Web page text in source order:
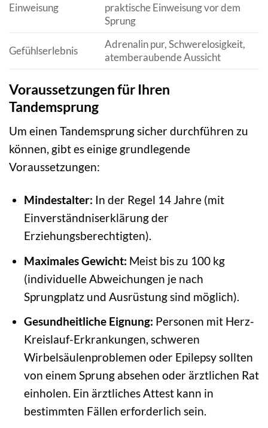
Einweisung
praktische Einweisung vor dem
Sprung
Gefühlserlebnis
Adrenalin pur, Schwerelosigkeit,
atemberaubende Aussicht
Voraussetzungen für Ihren
Tandemsprung
Um einen Tandemsprung sicher durchführen zu
können, gibt es einige grundlegende
Voraussetzungen:
Mindestalter: In der Regel 14 Jahre (mit
Einverständniserklärung der
Erziehungsberechtigten).
Maximales Gewicht: Meist bis zu 100 kg
(individuelle Abweichungen je nach
Sprungplatz und Ausrüstung sind möglich).
Gesundheitliche Eignung: Personen mit Herz-
Kreislauf-Erkrankungen, schweren
Wirbelsäulenproblemen oder Epilepsy sollten
von einem Sprung absehen oder ärztlichen Rat
einholen. Ein ärztliches Attest kann in
bestimmten Fällen erforderlich sein.